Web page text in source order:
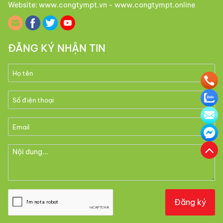
Website: www.congtympt.vn - www.congtympt.online
ĐĂNG KÝ NHẬN TIN
Đăng ký